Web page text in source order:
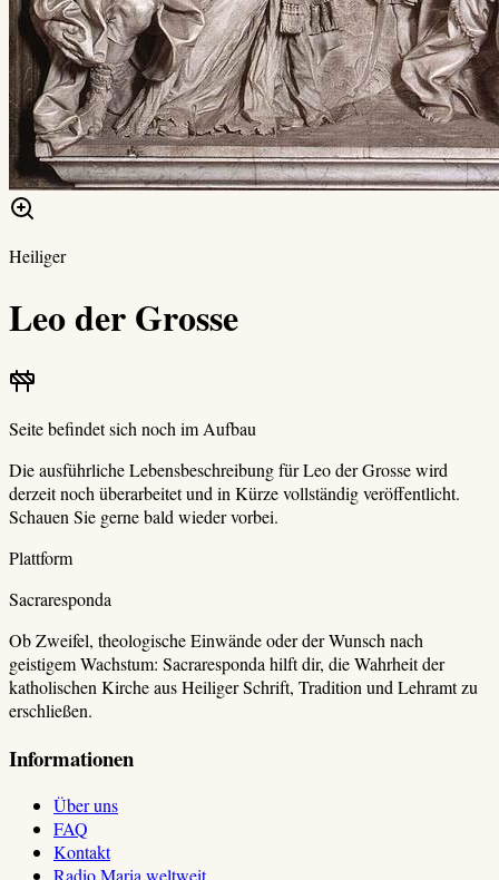
Heiliger
Leo der Grosse
Seite befindet sich noch im Aufbau
Die ausführliche Lebensbeschreibung fürLeo der Grossewird
derzeit noch überarbeitet und in Kürze vollständig veröffentlicht.
Schauen Sie gerne bald wieder vorbei.
Plattform
Sacraresponda
Ob Zweifel, theologische Einwände oder der Wunsch nach
geistigem Wachstum: Sacraresponda hilft dir, die Wahrheit der
katholischen Kirche aus Heiliger Schrift, Tradition und Lehramt zu
erschließen.
Informationen
Über uns
FAQ
Kontakt